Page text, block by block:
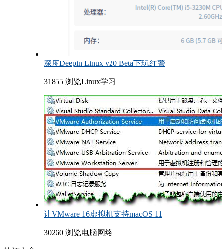
深度Deepin Linux v20 Beta下玩红警
31855 浏览Linux学习
让VMware 16虚拟机支持macOS 11
30260 浏览电脑网络